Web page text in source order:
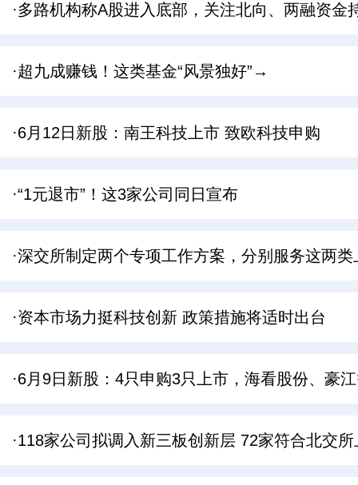
·多路机构称A股进入底部，关注北向、两融资金
·超九成赚钱！这类基金“风景独好”→
·6月12日新股：南王科技上市 致欧科技申购
·“1元退市”！这3家公司同日宣布
·深交所制定两个专项工作方案，分别服务这两
·资本市场力挺科技创新 政策措施将适时出台
·6月9日新股：4只申购3只上市，海看股份、豪
·118家公司拟调入新三板创新层 72家符合北交